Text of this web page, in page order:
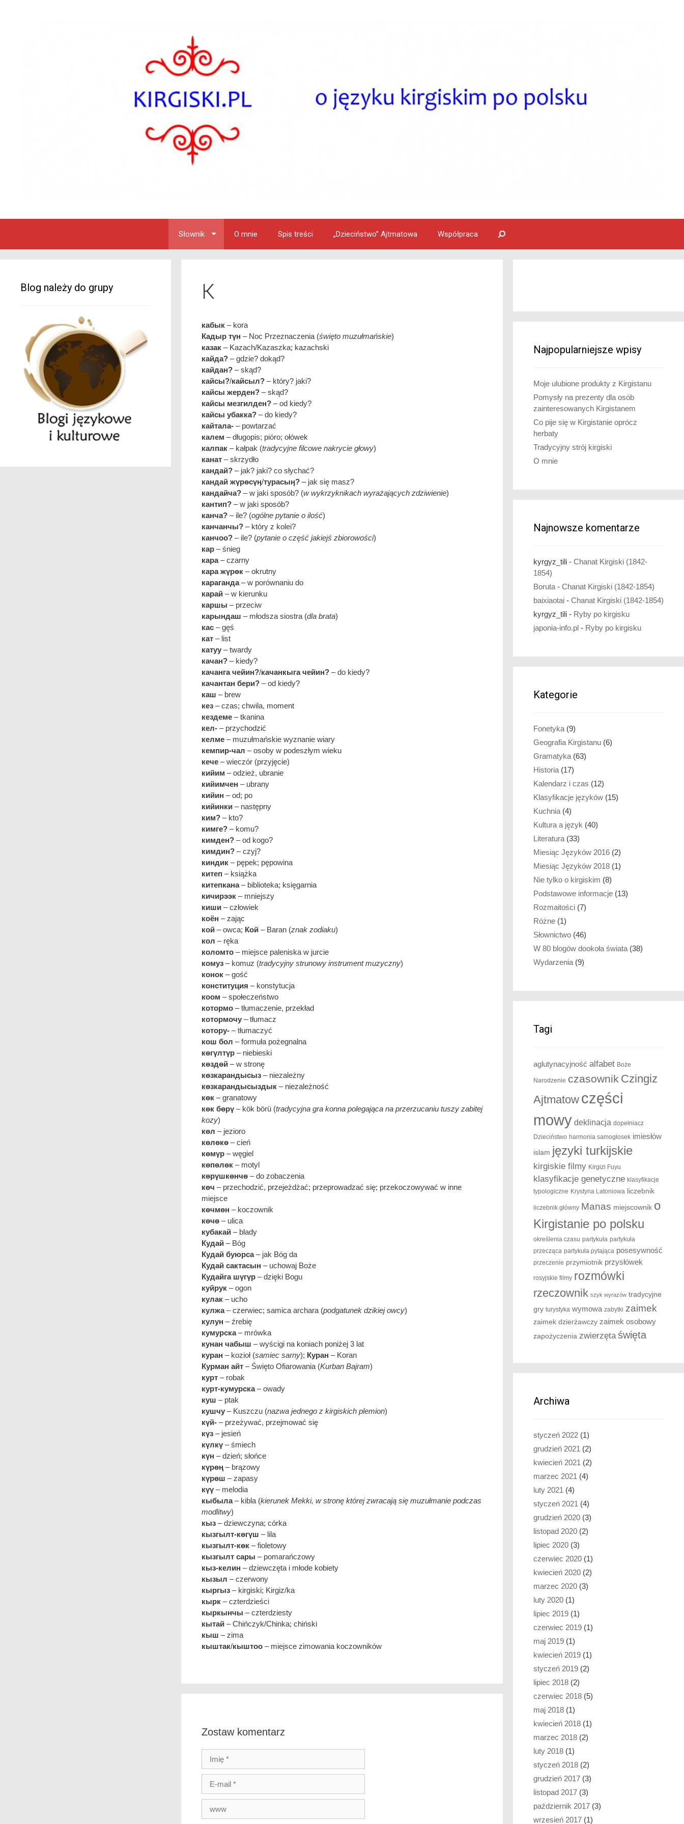
Słownik
O mnie Spis treści „Dzieciństwo” Ajtmatowa Współpraca
К
кабык – kora
Кадыр түн – Noc Przeznaczenia (święto muzułmańskie)
казак – Kazach/Kazaszka; kazachski
кайда? – gdzie? dokąd?
кайдан? – skąd?
кайсы?/кайсыл? – który? jaki?
кайсы жерден? – skąd?
кайсы мезгилден? – od kiedy?
кайсы убакка? – do kiedy?
кайтала- – powtarzać
калем – długopis; pióro; ołówek
калпак – kałpak (tradycyjne filcowe nakrycie głowy)
канат – skrzydło
кандай? – jak? jaki? co słychać?
кандай жүрөсүӊ/турасыӊ? – jak się masz?
кандайча? – w jaki sposób? (w wykrzyknikach wyrażających zdziwienie)
кантип? – w jaki sposób?
канча? – ile? (ogólne pytanie o ilość)
канчанчы? – który z kolei?
канчоо? – ile? (pytanie o część jakiejś zbiorowości)
кар – śnieg
кара– czarny
кара жүрөк – okrutny
караганда– w porównaniu do
карай – w kierunku
каршы – przeciw
карындаш – młodsza siostra (dla brata)
кас – gęś
кат – list
катуу – twardy
качан? – kiedy?
качанга чейин?/качанкыга чейин? – do kiedy?
качантан бери? – od kiedy?
каш – brew
кез – czas; chwila, moment
кездеме – tkanina
кел- – przychodzić
келме – muzułmańskie wyznanie wiary
кемпир-чал – osoby w podeszłym wieku
кече – wieczór (przyjęcie)
кийим – odzież, ubranie
кийимчен – ubrany
кийин – od; po
кийинки – następny
ким? – kto?
кимге? – komu?
кимден? – od kogo?
кимдин? – czyj?
киндик – pępek; pępowina
китеп – książka
китепкана– biblioteka; księgarnia
кичирээк – mniejszy
киши – człowiek
коён – zając
кой – owca; Кой – Baran (znak zodiaku)
кол – ręka
коломто – miejsce paleniska w jurcie
комуз – komuz (tradycyjny strunowy instrument muzyczny)
конок – gość
конституция – konstytucja
коом – społeczeństwo
котормо – tłumaczenie, przekład
котормочу – tłumacz
котору- – tłumaczyć
кош бол – formuła pożegnalna
көгүлтүр – niebieski
көздөй – w stronę
көзкарандысыз – niezależny
көзкарандысыздык – niezależność
көк – granatowy
көк бөрү – kök börü (tradycyjna gra konna polegająca na przerzucaniu tuszy zabitej
kozy)
көл – jezioro
көлөкө – cień
көмүр – węgiel
көпөлөк – motyl
көрүшкөнчө – do zobaczenia
көч – przechodzić, przejeżdżać; przeprowadzać się; przekoczowywać w inne
miejsce
көчмөн – koczownik
көчө – ulica
кубакай – blady
Кудай – Bóg
Кудай буюрса– jak Bóg da
Кудай сактасын – uchowaj Boże
Кудайга шүгүр – dzięki Bogu
куйрук – ogon
кулак – ucho
кулжа– czerwiec; samica archara (podgatunek dzikiej owcy)
кулун – źrebię
кумурска– mrówka
кунан чабыш – wyścigi na koniach poniżej 3 lat
куран – kozioł (samiec sarny); Куран – Koran
Курман айт – Święto Ofiarowania (Kurban Bajram)
курт – robak
курт-кумурска– owady
куш – ptak
кушчу – Kuszczu (nazwa jednego z kirgiskich plemion)
күй- – przeżywać, przejmować się
күз – jesień
күлкү – śmiech
күн – dzień; słońce
күрөң – brązowy
күрөш – zapasy
күү – melodia
кыбыла– kibla (kierunek Mekki, w stronę której zwracają się muzułmanie podczas
modlitwy)
кыз – dziewczyna; córka
кызгылт-көгүш – lila
кызгылт-көк – fioletowy
кызгылт сары – pomarańczowy
кыз-келин – dziewczęta i młode kobiety
кызыл – czerwony
кыргыз – kirgiski; Kirgiz/ka
кырк – czterdzieści
кыркынчы – czterdziesty
кытай – Chińczyk/Chinka; chiński
кыш – zima
кыштак/кыштоо – miejsce zimowania koczowników
Zostaw komentarz
Blog należy do grupy
Najpopularniejsze wpisy
Moje ulubione produkty z Kirgistanu
Pomysły na prezenty dla osób
zainteresowanych Kirgistanem
Co pije się w Kirgistanie oprócz
herbaty
Tradycyjny strój kirgiski
O mnie
Najnowsze komentarze
kyrgyz_tili - Chanat Kirgiski (1842-
1854)
Boruta - Chanat Kirgiski (1842-1854)
baixiaotai - Chanat Kirgiski (1842-1854)
kyrgyz_tili - Ryby po kirgisku
japonia-info.pl - Ryby po kirgisku
Kategorie
Fonetyka (9)
Geografia Kirgistanu (6)
Gramatyka (63)
Historia (17)
Kalendarz i czas (12)
Klasyfikacje języków (15)
Kuchnia (4)
Kultura a język (40)
Literatura (33)
Miesiąc Języków 2016 (2)
Miesiąc Języków 2018 (1)
Nie tylko o kirgiskim (8)
Podstawowe informacje (13)
Rozmaitości (7)
Różne (1)
Słownictwo (46)
W 80 blogów dookoła świata (38)
Wydarzenia (9)
Tagi
aglutynacyjność alfabet Boże
Narodzenie czasownik Czingiz
Ajtmatow części
mowy deklinacja dopełniacz
Dzieciństwo harmonia samogłosek imiesłów
islam języki turkijskie
kirgiskie filmy Kirgizi Fuyu
klasyfikacje genetyczne klasyfikacje
typologiczne Krystyna Latoniowa liczebnik
liczebnik główny Manas miejscownik o
Kirgistanie po polsku
określenia czasu partykuła partykuła
przecząca partykuła pytająca posesywność
przeczenie przymiotnik przysłówek
rosyjskie filmy rozmówki
rzeczownik szyk wyrazów tradycyjne
gry turystyka wymowa zabytki zaimek
zaimek dzierżawczy zaimek osobowy
zapożyczenia zwierzęta święta
Archiwa
styczeń 2022 (1)
grudzień 2021 (2)
kwiecień 2021 (2)
marzec 2021 (4)
luty 2021 (4)
styczeń 2021 (4)
grudzień 2020 (3)
listopad 2020 (2)
lipiec 2020 (3)
czerwiec 2020 (1)
kwiecień 2020 (2)
marzec 2020 (3)
luty 2020 (1)
lipiec 2019 (1)
czerwiec 2019 (1)
maj 2019 (1)
kwiecień 2019 (1)
styczeń 2019 (2)
lipiec 2018 (2)
czerwiec 2018 (5)
maj 2018 (1)
kwiecień 2018 (1)
marzec 2018 (2)
luty 2018 (1)
styczeń 2018 (2)
grudzień 2017 (3)
listopad 2017 (3)
październik 2017 (3)
wrzesień 2017 (1)